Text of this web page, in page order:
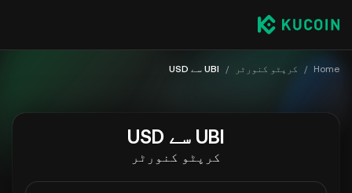
Home
/ کرپٹو کنورٹر / UBI سے USD
UBI سے USD
کرپٹو کنورٹر